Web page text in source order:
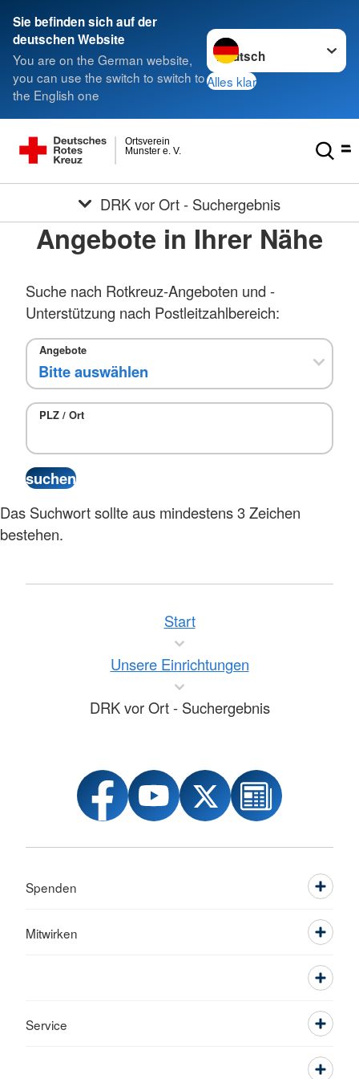
Sie befinden sich auf der
deutschen Website
You are on the German website,
you can use the switch to switch to
the English one
Sprache wechseln zu
Alles klar
Munster e. V.
Ortsverein
DRK vor Ort - Suchergebnis
Angebote in Ihrer Nähe
Suche nach Rotkreuz-Angeboten und -
Unterstützung nach Postleitzahlbereich:
Angebote
PLZ / Ort
Das Suchwort sollte aus mindestens 3 Zeichen
bestehen.
Start
Unsere Einrichtungen
DRK vor Ort - Suchergebnis
Spenden
Mitwirken
Service